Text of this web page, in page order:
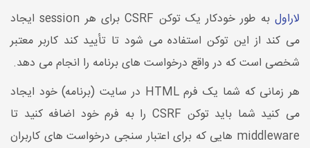
لاراول
به طور خودکار یک توکن CSRF برای هر session ایجاد
می کند از این توکن استفاده می شود تا تأیید کند کاربر معتبر
شخصی است که در واقع درخواست های برنامه را انجام می دهد.
هر زمانی که شما یک فرم HTML در سایت (برنامه) خود ایجاد
می کنید شما باید توکن CSRF را به فرم خود اضافه کنید تا
middleware هایی که برای اعتبار سنجی درخواست های کاربران